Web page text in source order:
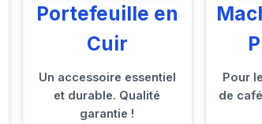
Portefeuille en
Cuir
Un accessoire essentiel
et durable. Qualité
garantie !
Pour
de